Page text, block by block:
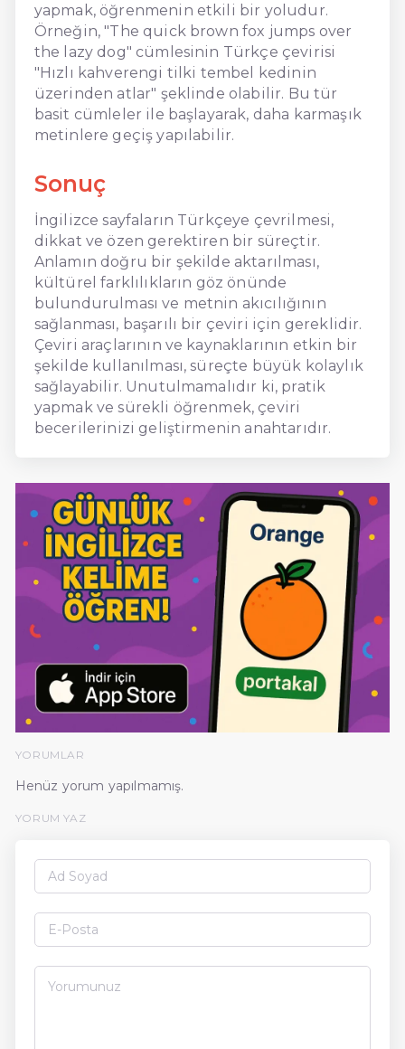
yapmak, öğrenmenin etkili bir yoludur.
Örneğin, "The quick brown fox jumps over
the lazy dog" cümlesinin Türkçe çevirisi
"Hızlı kahverengi tilki tembel kedinin
üzerinden atlar" şeklinde olabilir. Bu tür
basit cümleler ile başlayarak, daha karmaşık
metinlere geçiş yapılabilir.
Sonuç
İngilizce sayfaların Türkçeye çevrilmesi,
dikkat ve özen gerektiren bir süreçtir.
Anlamın doğru bir şekilde aktarılması,
kültürel farklılıkların göz önünde
bulundurulması ve metnin akıcılığının
sağlanması, başarılı bir çeviri için gereklidir.
Çeviri araçlarının ve kaynaklarının etkin bir
şekilde kullanılması, süreçte büyük kolaylık
sağlayabilir. Unutulmamalıdır ki, pratik
yapmak ve sürekli öğrenmek, çeviri
becerilerinizi geliştirmenin anahtarıdır.
YORUMLAR
Henüz yorum yapılmamış.
YORUM YAZ